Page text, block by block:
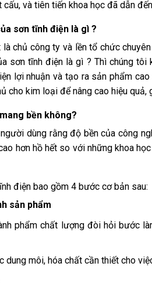
cấu, và tiên tiến khoa học đã dẫn
sơn tĩnh điện là gì ?
chủ công ty và lền tổ chức
sơn tĩnh điện là gì ? Thì chúng
lợi nhuận và tạo ra sản phẩm
cho kim loại để nâng cao hiệu
bền không?
dùng rằng độ bền của công
hơn hồ hết so với những khoa
điện bao gồm 4 bước cơ bản sau:
sản phẩm
phẩm chất lượng đòi hỏi bước
dung môi, hóa chất cần thiết cho